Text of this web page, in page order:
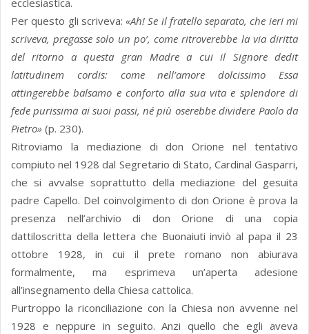
ecclesiastica.
Per questo gli scriveva:«Ah! Se il fratello separato, che ieri mi
scriveva, pregasse solo un po’, come ritroverebbe la via diritta
del ritorno a questa gran Madre a cui il Signore dedit
latitudinem cordis: come nell’amore dolcissimo Essa
attingerebbe balsamo e conforto alla sua vita e splendore di
fede purissima ai suoi passi, né più oserebbe dividere Paolo da
Pietro» (p. 230).
Ritroviamo la mediazione di don Orione nel tentativo
compiuto nel 1928 dal Segretario di Stato, Cardinal Gasparri,
che si avvalse soprattutto della mediazione del gesuita
padre Capello. Del coinvolgimento di don Orione è prova la
presenza nell’archivio di don Orione di una copia
dattiloscritta della lettera che Buonaiuti inviò al papa il 23
ottobre 1928, in cui il prete romano non abiurava
formalmente, ma esprimeva un’aperta adesione
all’insegnamento della Chiesa cattolica.
Purtroppo la riconciliazione con la Chiesa non avvenne nel
1928 e neppure in seguito. Anzi quello che egli aveva